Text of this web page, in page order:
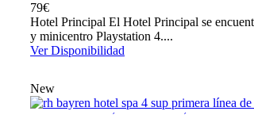
79€
Hotel Principal El Hotel Principal se
y minicentro Playstation 4....
Ver Disponibilidad
New